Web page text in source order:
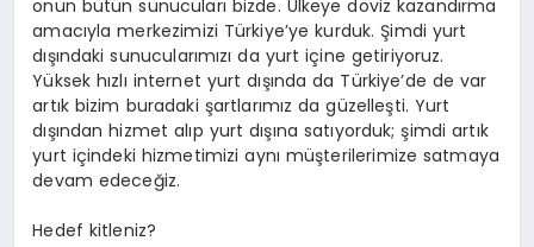
onun bütün sunucuları bizde. Ülkeye döviz kazandırma
amacıyla merkezimizi Türkiye’ye kurduk. Şimdi yurt
dışındaki sunucularımızı da yurt içine getiriyoruz.
Yüksek hızlı internet yurt dışında da Türkiye’de de var
artık bizim buradaki şartlarımız da güzelleşti. Yurt
dışından hizmet alıp yurt dışına satıyorduk; şimdi artık
yurt içindeki hizmetimizi aynı müşterilerimize satmaya
devam edeceğiz.
Hedef kitleniz?